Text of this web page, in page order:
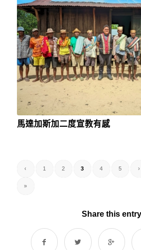
馬達加斯加二度宣教有感
‹ 1 2 3 4 5 ›
»
Share this entry